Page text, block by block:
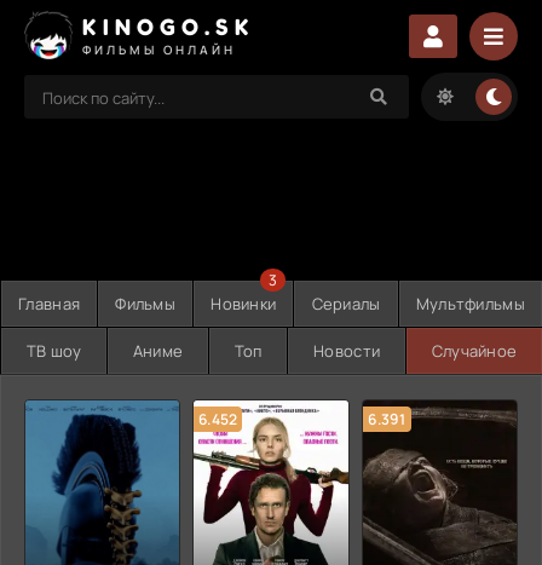
KINOGO.SK
ФИЛЬМЫ ОНЛАЙН
Главная Фильмы Новинки
3
Сериалы Мультфильмы
ТВ шоу Аниме Топ Новости Случайное
6.452 6.391